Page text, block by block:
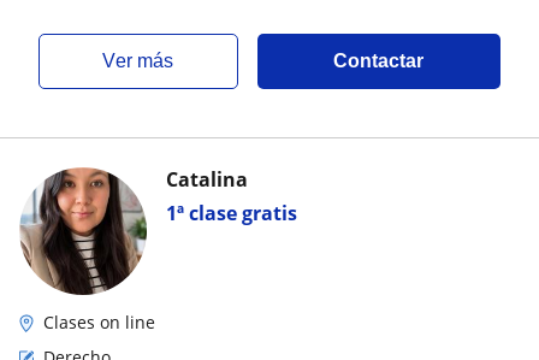
ver más Contactar
1ª clase gratis
Catalina
Clases on line